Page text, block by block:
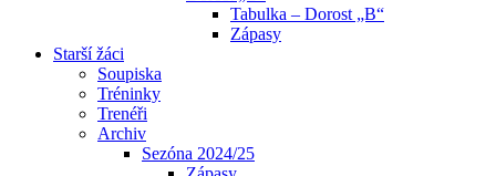
Tabulka – Dorost „B“
Zápasy
Starší žáci
Soupiska
Tréninky
Trenéři
Archiv
Sezóna 2024/25